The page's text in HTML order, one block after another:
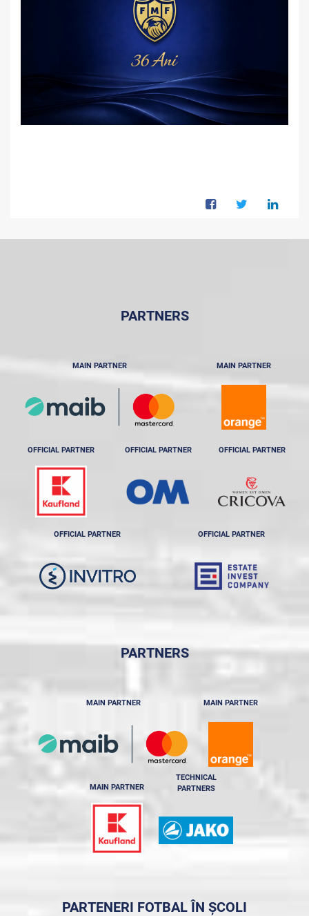
PARTNERS
MAIN PARTNER MAIN PARTNER
OFFICIAL PARTNER OFFICIAL PARTNER OFFICIAL PARTNER
OFFICIAL PARTNER OFFICIAL PARTNER
PARTNERS
MAIN PARTNER MAIN PARTNER
MAIN PARTNER
TECHNICAL
PARTNERS
PARTENERI FOTBAL ÎN ȘCOLI